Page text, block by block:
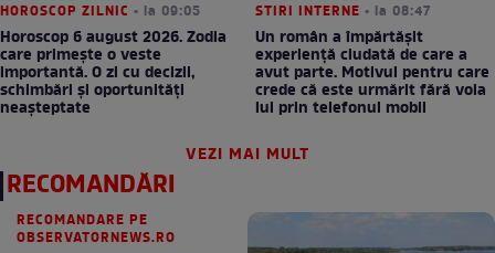
HOROSCOP ZILNIC • la 09:05
Horoscop 6 august 2026. Zodia
care primește o veste
importantă. O zi cu decizii,
schimbări și oportunități
neașteptate
STIRI INTERNE • la 08:47
Un român a împărtășit
experiență ciudată de care a
avut parte. Motivul pentru care
crede că este urmărit fără voia
lui prin telefonul mobil
VEZI MAI MULT
RECOMANDĂRI
RECOMANDARE PE
OBSERVATORNEWS.RO